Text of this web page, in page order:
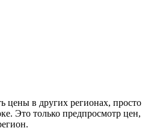
цены в других регионах, просто
Это только предпросмотр цен,